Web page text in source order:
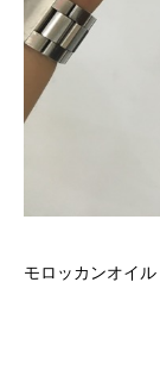
モロッカンオイ